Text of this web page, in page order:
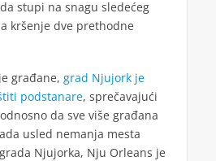
stupi na snagu sledećeg
kršenje dve prethodne
građane, grad Njujork je
podstanare, sprečavajući
da sve više građana
usled nemanja mesta
Njujorka, Nju Orleans je